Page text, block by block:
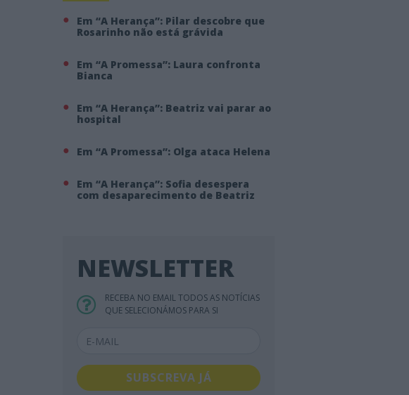
Em “A Herança”: Pilar descobre que
Rosarinho não está grávida
Em “A Promessa”: Laura confronta
Bianca
Em “A Herança”: Beatriz vai parar ao
hospital
Em “A Promessa”: Olga ataca Helena
Em “A Herança”: Sofia desespera
com desaparecimento de Beatriz
NEWSLETTER
RECEBA NO EMAIL TODOS AS NOTÍCIAS
QUE SELECIONÁMOS PARA SI
SUBSCREVA JÁ